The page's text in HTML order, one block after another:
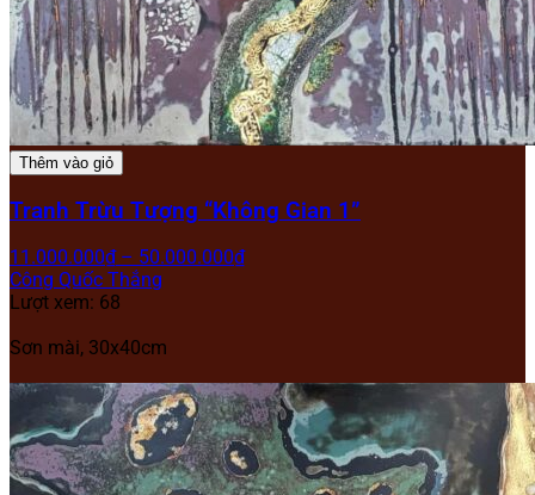
Thêm vào giỏ
Tranh Trừu Tượng “Không Gian 1”
11.000.000₫ – 50.000.000₫
Công Quốc Thắng
Lượt xem: 68
Sơn mài, 30x40cm